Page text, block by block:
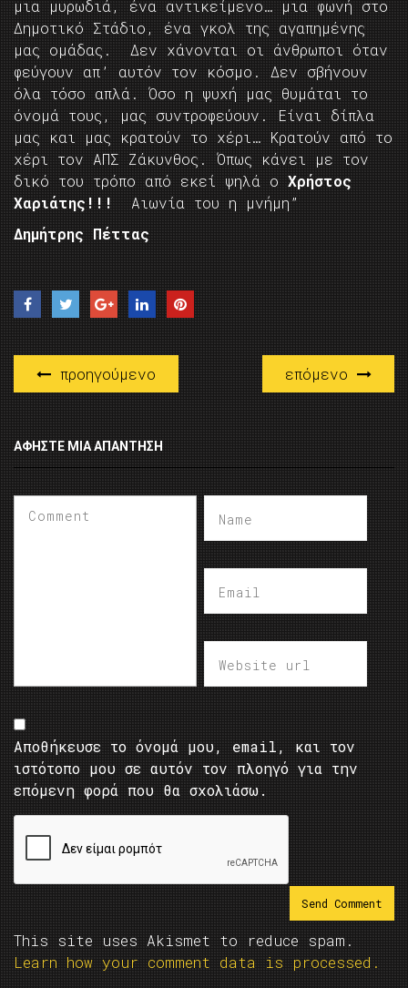
μια μυρωδιά, ένα αντικείμενο… μια φωνή στο
Δημοτικό Στάδιο, ένα γκολ της αγαπημένης
μας ομάδας. Δεν χάνονται οι άνθρωποι όταν
φεύγουν απ’ αυτόν τον κόσμο. Δεν σβήνουν
όλα τόσο απλά. Όσο η ψυχή μας θυμάται το
όνομά τους, μας συντροφεύουν. Είναι δίπλα
μας και μας κρατούν το χέρι… Κρατούν από το
χέρι τον ΑΠΣ Ζάκυνθος. Όπως κάνει με τον
δικό του τρόπο από εκεί ψηλά ο Χρήστος
Χαριάτης!!!
Αιωνία του η μνήμη”
Δημήτρης Πέττας
προηγούμενο επόμενο
ΑΦΉΣΤΕ ΜΙΑ ΑΠΆΝΤΗΣΗ
Αποθήκευσε το όνομά μου, email, και τον
ιστότοπο μου σε αυτόν τον πλοηγό για την
επόμενη φορά που θα σχολιάσω.
This site uses Akismet to reduce spam.
Learn how your comment data is processed.